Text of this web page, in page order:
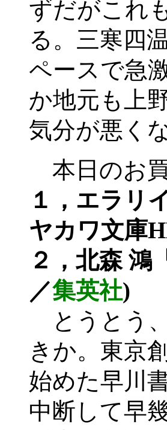
ずだがこれ
る。三寒四
ペースで急
か地元も上
気分が悪く
本日のお
１，エラリ
ヤカワ文庫
２，北森 鴻
／集英社)
とうとう
きか。東京
始めた早川
中断して早